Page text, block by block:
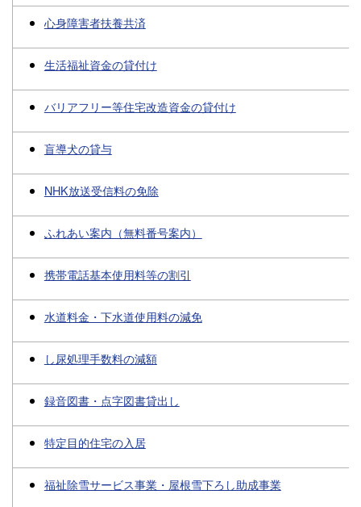
心身障害者扶養共済
生活福祉資金の貸付け
バリアフリー等住宅改造資金の貸付け
盲導犬の貸与
NHK放送受信料の免除
ふれあい案内（無料番号案内）
携帯電話基本使用料等の割引
水道料金・下水道使用料の減免
し尿処理手数料の減額
録音図書・点字図書貸出し
特定目的住宅の入居
福祉除雪サービス事業・屋根雪下ろし助成事業